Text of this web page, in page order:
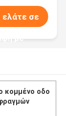
σε
με
κομμένο οδο